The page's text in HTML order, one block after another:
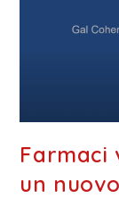
Farmaci
un